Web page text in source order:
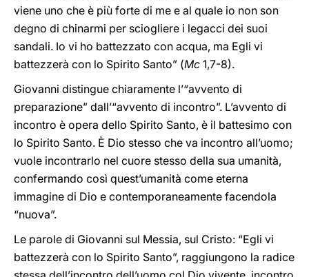
viene uno che è più forte di me e al quale io non son
degno di chinarmi per sciogliere i legacci dei suoi
sandali. Io vi ho battezzato con acqua, ma Egli vi
battezzerà con lo Spirito Santo” (Mc 1,7-8).
Giovanni distingue chiaramente l’“avvento di
preparazione” dall’“avvento di incontro”. L’avvento di
incontro è opera dello Spirito Santo, è il battesimo con
lo Spirito Santo. È Dio stesso che va incontro all’uomo;
vuole incontrarlo nel cuore stesso della sua umanità,
confermando così quest’umanità come eterna
immagine di Dio e contemporaneamente facendola
“nuova”.
Le parole di Giovanni sul Messia, sul Cristo: “Egli vi
battezzerà con lo Spirito Santo”, raggiungono la radice